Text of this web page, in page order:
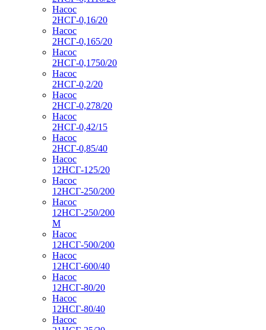
Насос
2НСГ-0,16/20
Насос
2НСГ-0,165/20
Насос
2НСГ-0,1750/20
Насос
2НСГ-0,2/20
Насос
2НСГ-0,278/20
Насос
2НСГ-0,42/15
Насос
2НСГ-0,85/40
Насос
12НСГ-125/20
Насос
12НСГ-250/200
Насос
12НСГ-250/200
М
Насос
12НСГ-500/200
Насос
12НСГ-600/40
Насос
12НСГ-80/20
Насос
12НСГ-80/40
Насос